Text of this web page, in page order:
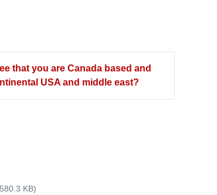
that you are Canada based and
USA and middle east?
KB)